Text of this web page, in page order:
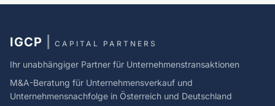
IGCP CAPITAL PARTNERS
Ihr unabhängiger Partner für Unternehmenstransaktionen
M&A-Beratung für Unternehmensverkauf und
Unternehmensnachfolge in Österreich und Deutschland